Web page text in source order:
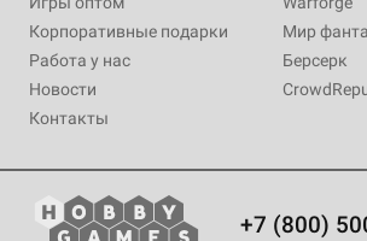
Корпоративные подарки
Работа у нас
Новости
Контакты
Мир
Берсерк
+7 (800)